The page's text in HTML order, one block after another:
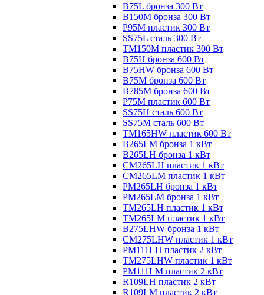
B75L бронза 300 Вт
B150M бронза 300 Вт
P95M пластик 300 Вт
SS75L сталь 300 Вт
TM150M пластик 300 Вт
B75H бронза 600 Вт
B75HW бронза 600 Вт
B75M бронза 600 Вт
B785M бронза 600 Вт
P75M пластик 600 Вт
SS75H сталь 600 Вт
SS75M сталь 600 Вт
TM165HW пластик 600 Вт
B265LM бронза 1 кВт
B265LH бронза 1 кВт
CM265LH пластик 1 кВт
CM265LM пластик 1 кВт
PM265LH бронза 1 кВт
PM265LM бронза 1 кВт
TM265LH пластик 1 кВт
TM265LM пластик 1 кВт
B275LHW бронза 1 кВт
CM275LHW пластик 1 кВт
PM111LH пластик 2 кВт
TM275LHW пластик 1 кВт
PM111LM пластик 2 кВт
R109LH пластик 2 кВт
R109LM пластик 2 кВт